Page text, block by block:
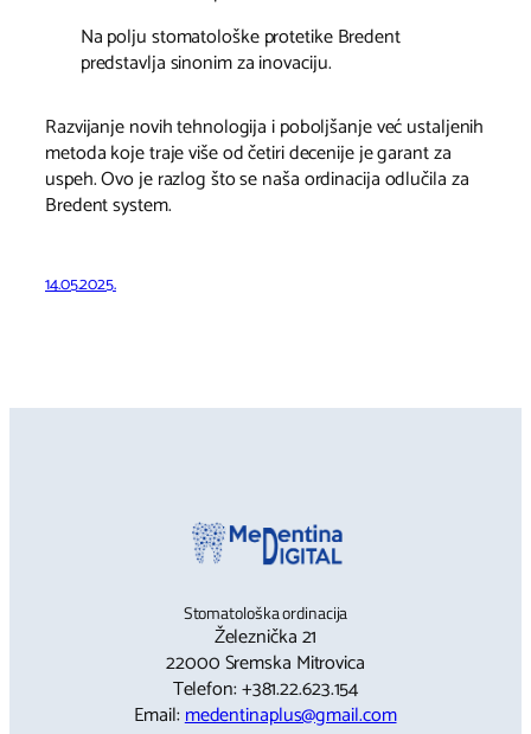
Na polju stomatološke protetike Bredent
predstavlja sinonim za inovaciju.
Razvijanje novih tehnologija i poboljšanje već ustaljenih
metoda koje traje više od četiri decenije je garant za
uspeh. Ovo je razlog što se naša ordinacija odlučila za
Bredent system.
14.05.2025.
Stomatološka ordinacija
Železnička 21
22000 Sremska Mitrovica
Telefon: +381.22.623.154
Email:medentinaplus@gmail.com